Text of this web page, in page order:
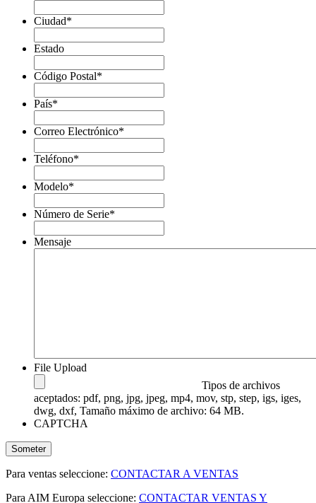
Ciudad*
Estado
Código Postal*
País*
Correo Electrónico*
Teléfono*
Modelo*
Número de Serie*
Mensaje
File Upload
Tipos de archivos
aceptados: pdf, png, jpg, jpeg, mp4, mov, stp, step, igs, iges,
dwg, dxf, Tamaño máximo de archivo: 64 MB.
CAPTCHA
Someter
Para ventas seleccione: CONTACTAR A VENTAS
Para AIM Europa seleccione: CONTACTAR VENTAS Y